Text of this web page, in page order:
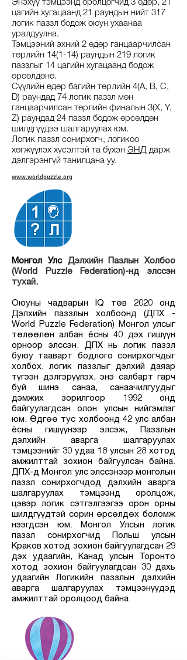
Энэхүү тэмцээнд оролцогчид 3 өдөр, 21
цагийн хугацаанд 21 раундын нийт 317
логик паззл бодож оюун ухаанаа
уралдуулна.
Тэмцээний эхний 2 өдөр ганцаарчилсан
төрлийн 14(1-14) раундын 219 логик
паззлыг 14 цагийн хугацаанд бодож
өрсөлдөнө.
Сүүлийн өдөр багийн төрлийн 4(A, B, C,
D) раундад 74 логик паззл мөн
ганцаарчилсан төрлийн финалын 3(X, Y,
Z) раундад 24 паззл бодож өрсөлдөн
шилдгүүдээ шалгаруулах юм.
Логик паззл сонирхогч, логикоо
хөгжүүлэх хүсэлтэй та бүхэн ЭНД дарж
дэлгэрэнгүй танилцана уу.
www.worldpuzzle.org
Монгол Улс Дэлхийн Пазлын Холбоо
(World Puzzle Federation)-нд элссэн
тухай.
Оюуны чадварын IQ төв 2020 онд
Дэлхийн паззлын холбоонд (ДПХ -
World Puzzle Federation) Монгол улсыг
төлөөлөн албан ёсны 40 дэх гишүүн
орноор элссэн. ДПХ нь логик паззл
буюу тааварт бодлого сонирхогчдыг
холбох, логик паззлыг дэлхий даяар
түгээн дэлгэрүүлэх, энэ салбарт гарч
буй шинэ санаа, санаачилгуудыг
дэмжих зорилгоор 1992 онд
байгуулагдсан олон улсын нийгэмлэг
юм. Өдгөө тус холбоонд 42 улс албан
ёсны гишүүнээр элсэж, Паззлын
дэлхийн аварга шалгаруулах
тэмцээнийг 30 удаа 18 улсын 28 хотод
амжилттай зохион байгуулсан байна.
ДПХ-д Монгол улс элссэнээр монголын
паззл сонирхогчдод дэлхийн аварга
шалгаруулах тэмцээнд оролцож,
цэвэр логик сэтгэлгээгээ орон орны
шилдгүүдтэй сорин өрсөлдөх боломж
нээгдсэн юм. Монгол Улсын логик
паззл сонирхогчид Польш улсын
Краков хотод зохион байгуулагдсан 29
дэх удаагийн, Канад улсын Торонто
хотод зохион байгуулагдсан 30 дахь
удаагийн Логикийн паззлын дэлхийн
аварга шалгаруулах тэмцээнүүдэд
амжилттай оролцоод байна.